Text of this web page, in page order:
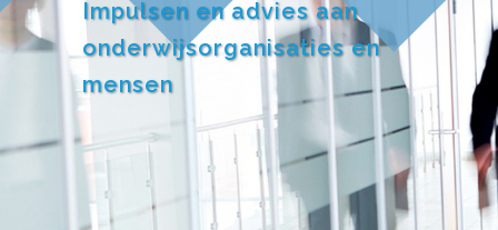
Impulsen en advies aan
onderwijsorganisaties en
mensen